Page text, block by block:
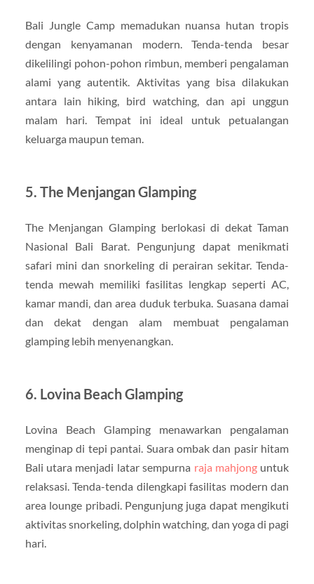
Bali Jungle Camp memadukan nuansa hutan tropis
dengan kenyamanan modern. Tenda-tenda besar
dikelilingi pohon-pohon rimbun, memberi pengalaman
alami yang autentik. Aktivitas yang bisa dilakukan
antara lain hiking, bird watching, dan api unggun
malam hari. Tempat ini ideal untuk petualangan
keluarga maupun teman.
5. The Menjangan Glamping
The Menjangan Glamping berlokasi di dekat Taman
Nasional Bali Barat. Pengunjung dapat menikmati
safari mini dan snorkeling di perairan sekitar. Tenda-
tenda mewah memiliki fasilitas lengkap seperti AC,
kamar mandi, dan area duduk terbuka. Suasana damai
dan dekat dengan alam membuat pengalaman
glamping lebih menyenangkan.
6. Lovina Beach Glamping
Lovina Beach Glamping menawarkan pengalaman
menginap di tepi pantai. Suara ombak dan pasir hitam
Bali utara menjadi latar sempurna raja mahjonguntuk
relaksasi. Tenda-tenda dilengkapi fasilitas modern dan
area lounge pribadi. Pengunjung juga dapat mengikuti
aktivitas snorkeling, dolphin watching, dan yoga di pagi
hari.